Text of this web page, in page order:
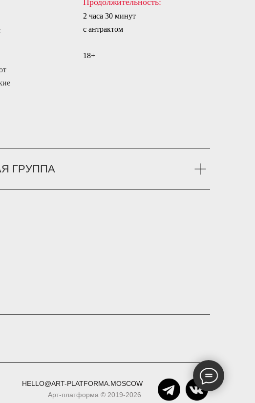
Продолжительность:
2 часа 30 минут
с антрактом
18+
ГРУППА
Арт-платформа © 2019-2026
HELLO@ART-PLATFORMA.MOSCOW